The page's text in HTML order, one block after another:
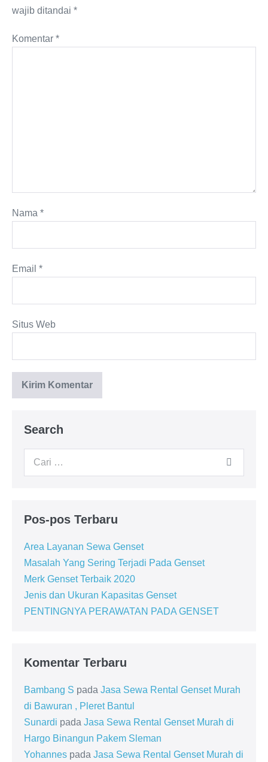
wajib ditandai *
Komentar *
Nama *
Email *
Situs Web
Search
Pos-pos Terbaru
Area Layanan Sewa Genset
Masalah Yang Sering Terjadi Pada Genset
Merk Genset Terbaik 2020
Jenis dan Ukuran Kapasitas Genset
PENTINGNYA PERAWATAN PADA GENSET
Komentar Terbaru
Bambang S pada Jasa Sewa Rental Genset Murah
di Bawuran , Pleret Bantul
Sunardi pada Jasa Sewa Rental Genset Murah di
Hargo Binangun Pakem Sleman
Yohannes pada Jasa Sewa Rental Genset Murah di